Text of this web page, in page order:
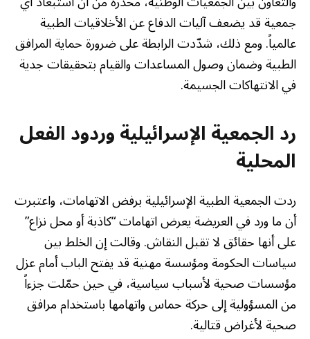
جمعية قد يضعف آليات الدفاع عن الأخلاقيات الطبية
عالمياً. ومع ذلك، شدّدت الرابطة على ضرورة حماية المرافق
الطبية وضمان وصول المساعدات والقيام بتحقيقات جدية
في الانتهاكات الجسيمة.
رد الجمعية الإسرائيلية وردود الفعل
المحلية
ردت الجمعية الطبية الإسرائيلية برفض الاتهامات، واعتبرت
أن ما ورد في العريضة يعرض اتهامات “كاذبة أو محل نزاع”
على أنها حقائق لا تقبل النقاش. وقالت إن الخلط بين
سياسات الحكومة ومؤسسة مهنية قد يفتح الباب أمام عزل
مؤسسات صحية لأسباب سياسية، في حين حمّلت جزءاً
من المسؤولية إلى حركة حماس واتهامها باستخدام مرافق
صحية لأغراض قتالية.